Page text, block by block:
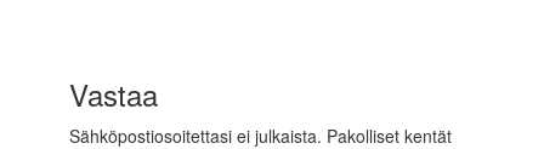
Vastaa
Sähköpostiosoitettasi ei julkaista. Pakolliset kentät